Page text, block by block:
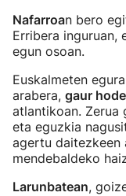
Nafarroan bero
Erribera inguruan,
egun osoan.
Euskalmeten
arabera, gaur
atlantikoan. Zerua
eta eguzkia
agertu daitezkeen
mendebaldeko
Larunbatean,